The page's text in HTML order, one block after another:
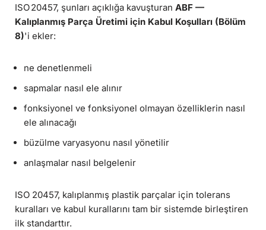
ISO 20457, şunları açıklığa kavuşturan ABF —
Kalıplanmış Parça Üretimi için Kabul Koşulları (Bölüm
8)'i ekler:
ne denetlenmeli
sapmalar nasıl ele alınır
fonksiyonel ve fonksiyonel olmayan özelliklerin nasıl
ele alınacağı
büzülme varyasyonu nasıl yönetilir
anlaşmalar nasıl belgelenir
ISO 20457, kalıplanmış plastik parçalar için tolerans
kuralları ve kabul kurallarını tam bir sistemde birleştiren
ilk standarttır.